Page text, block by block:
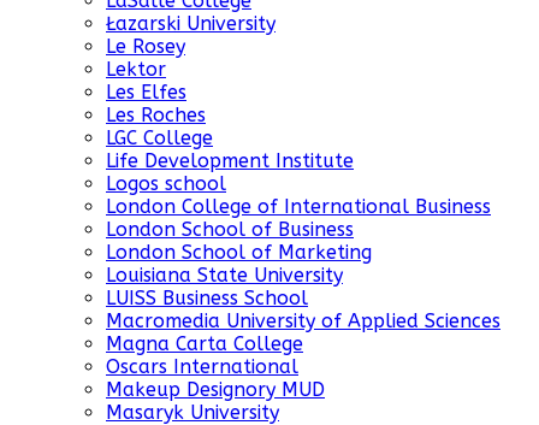
Łazarski University
Le Rosey
Lektor
Les Elfes
Les Roches
LGC College
Life Development Institute
Logos school
London College of International Business
London School of Business
London School of Marketing
Louisiana State University
LUISS Business School
Macromedia University of Applied Sciences
Magna Carta College
Oscars International
Makeup Designory MUD
Masaryk University